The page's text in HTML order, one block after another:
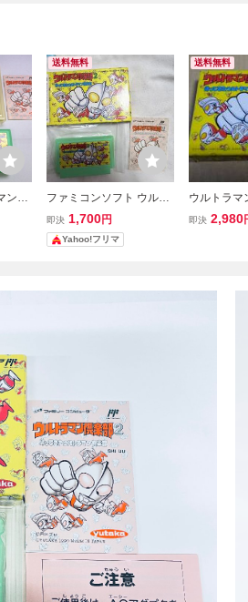
ン倶
送料無料
ファミコンソフト ウルト
ラマン倶楽部2 帰ってき
たウルトラマン倶楽部
箱・説明書付き
即決 1,700円
Yahoo!フリマ
送料無料
ウルトラマ
って来たウ
即決 2,980